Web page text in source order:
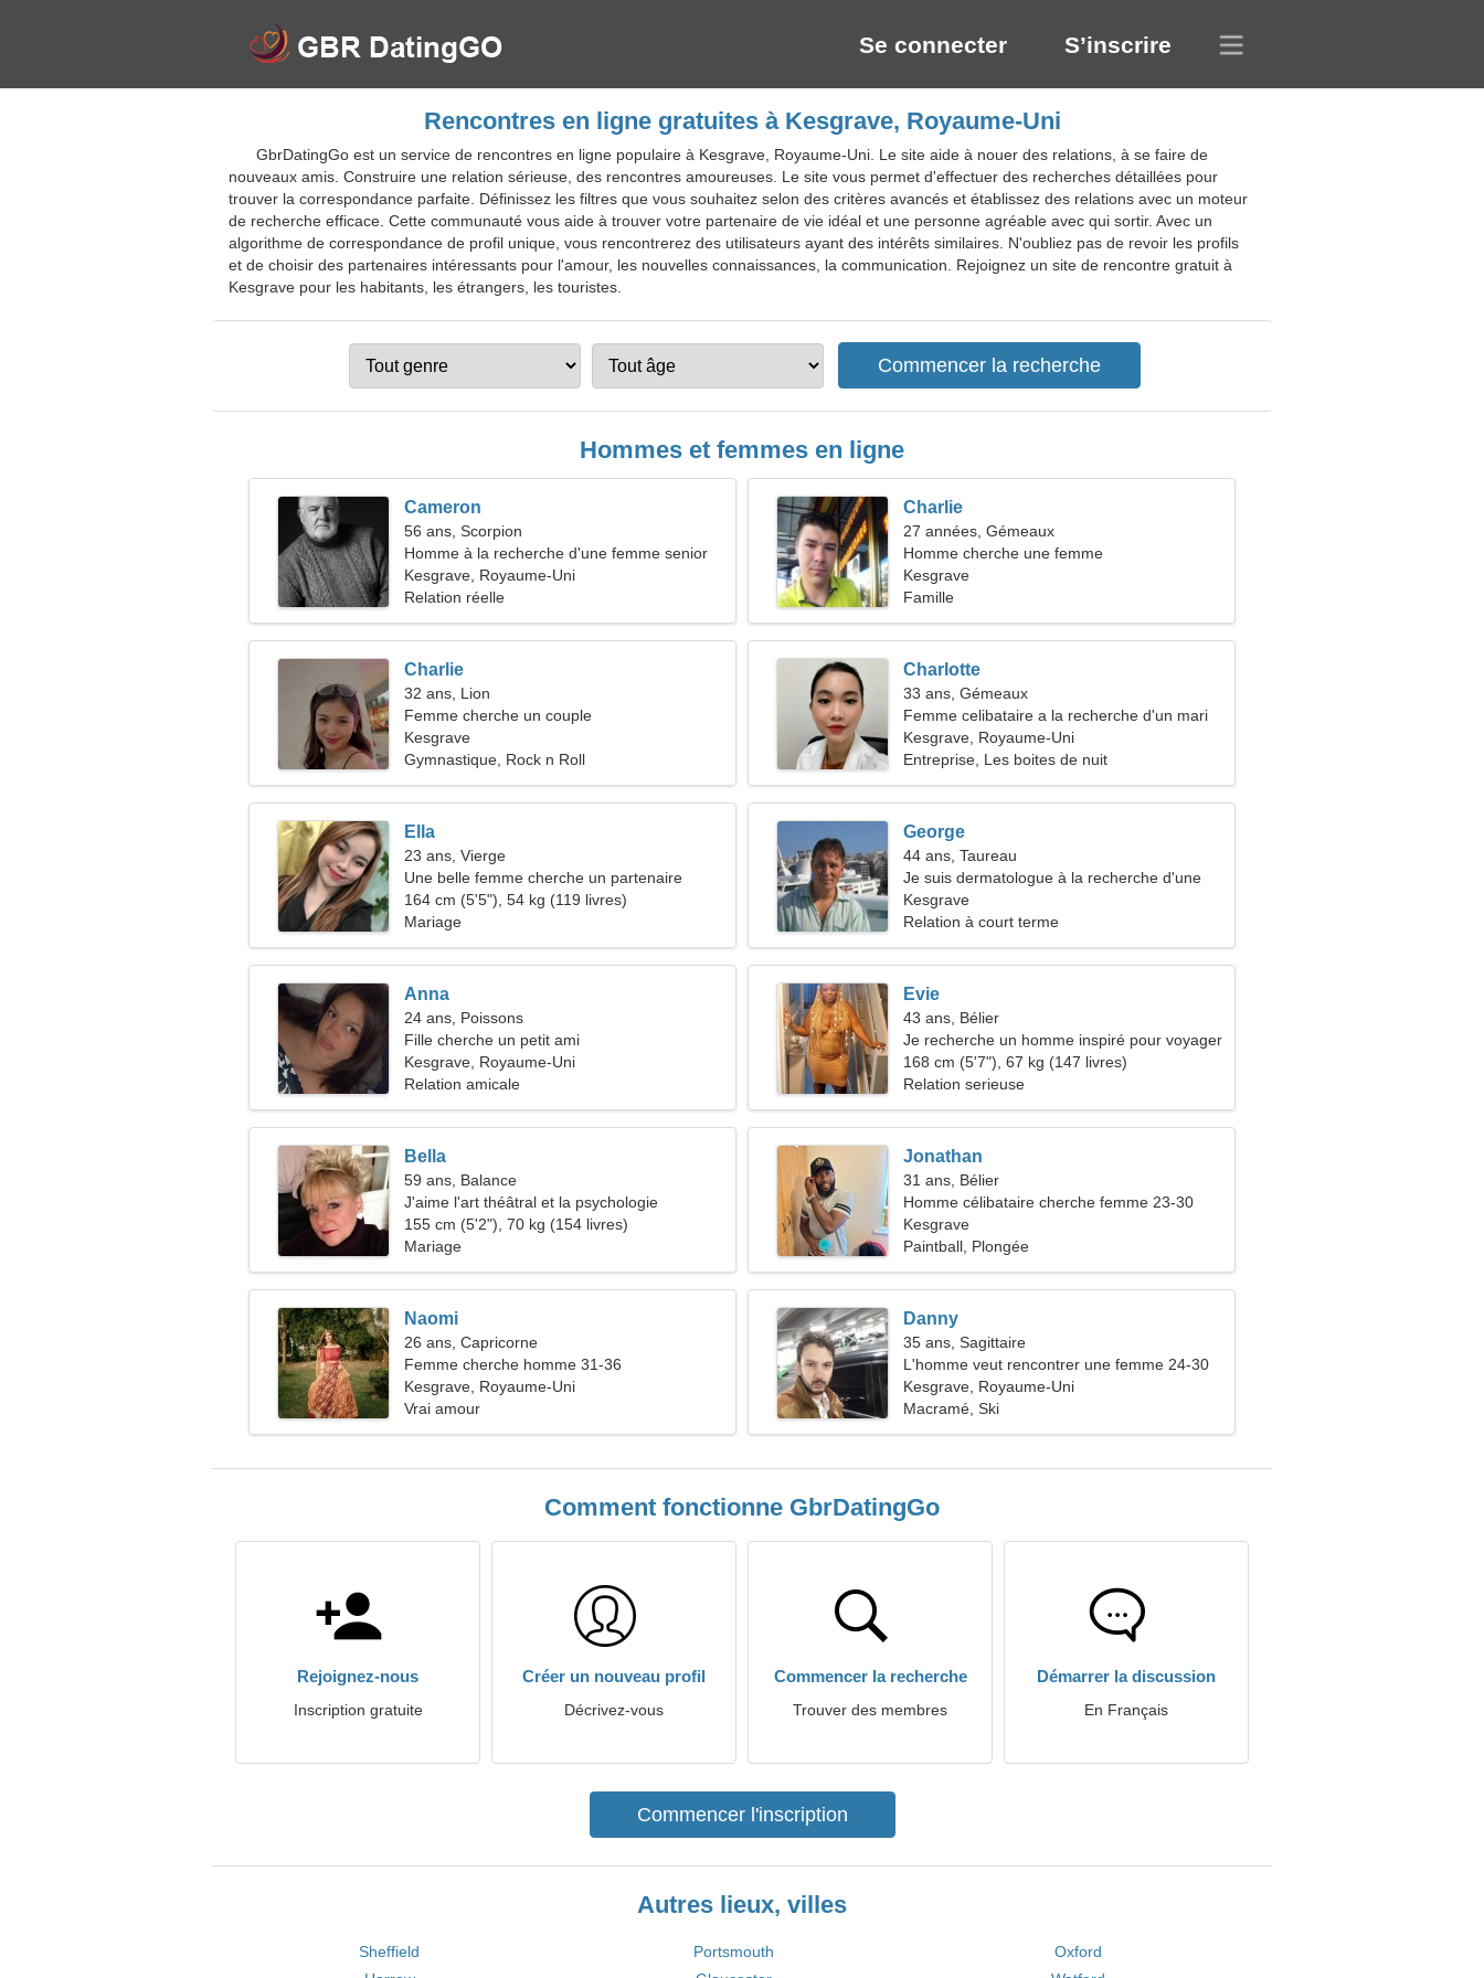
Se connecter S’inscrire
Rencontres en ligne gratuites à Kesgrave, Royaume-Uni
GbrDatingGo est un service de rencontres en ligne populaire à Kesgrave, Royaume-Uni. Le site aide à nouer des relations, à se faire de
nouveaux amis. Construire une relation sérieuse, des rencontres amoureuses. Le site vous permet d'effectuer des recherches détaillées pour
trouver la correspondance parfaite. Définissez les filtres que vous souhaitez selon des critères avancés et établissez des relations avec un moteur
de recherche efficace. Cette communauté vous aide à trouver votre partenaire de vie idéal et une personne agréable avec qui sortir. Avec un
algorithme de correspondance de profil unique, vous rencontrerez des utilisateurs ayant des intérêts similaires. N'oubliez pas de revoir les profils
et de choisir des partenaires intéressants pour l'amour, les nouvelles connaissances, la communication. Rejoignez un site de rencontre gratuit à
Kesgrave pour les habitants, les étrangers, les touristes.
Hommes et femmes en ligne
Cameron
56 ans, Scorpion
Homme à la recherche d'une femme senior
46-51
Kesgrave, Royaume-Uni
Relation réelle
Charlie
27 années, Gémeaux
Homme cherche une femme
Kesgrave
Famille
Charlie
32 ans, Lion
Femme cherche un couple
Kesgrave
Gymnastique, Rock n Roll
Charlotte
33 ans, Gémeaux
Femme celibataire a la recherche d'un mari
Kesgrave, Royaume-Uni
Entreprise, Les boites de nuit
Ella
23 ans, Vierge
Une belle femme cherche un partenaire
164 cm (5'5"), 54 kg (119 livres)
Mariage
George
44 ans, Taureau
Je suis dermatologue à la recherche d'une
femme mince
Kesgrave
Relation à court terme
Anna
24 ans, Poissons
Fille cherche un petit ami
Kesgrave, Royaume-Uni
Relation amicale
Evie
43 ans, Bélier
Je recherche un homme inspiré pour voyager
168 cm (5'7"), 67 kg (147 livres)
Relation serieuse
Bella
59 ans, Balance
J'aime l'art théâtral et la psychologie
155 cm (5'2"), 70 kg (154 livres)
Mariage
Jonathan
31 ans, Bélier
Homme célibataire cherche femme 23-30
Kesgrave
Paintball, Plongée
Naomi
26 ans, Capricorne
Femme cherche homme 31-36
Kesgrave, Royaume-Uni
Vrai amour
Danny
35 ans, Sagittaire
L'homme veut rencontrer une femme 24-30
Kesgrave, Royaume-Uni
Macramé, Ski
Comment fonctionne GbrDatingGo
Rejoignez-nous
Inscription gratuite
Créer un nouveau profil
Décrivez-vous
Commencer la recherche
Trouver des membres
Démarrer la discussion
En Français
Commencer l'inscription
Autres lieux, villes
Sheffield Portsmouth
Oxford